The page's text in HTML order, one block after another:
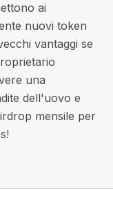
ai
nuovi token
vantaggi se
una
dell'uovo e
mensile per